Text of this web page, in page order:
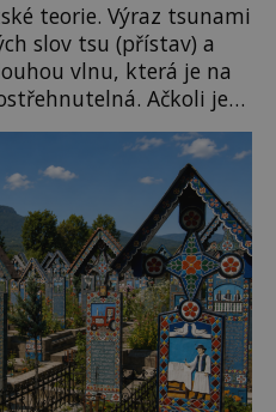
teorie. Výraz tsunami
slov tsu (přístav) a
vlnu, která je na
Ačkoli je
kilometrů, výška vlny
1,5 metru. Máme se
i v Evropě? Vznik